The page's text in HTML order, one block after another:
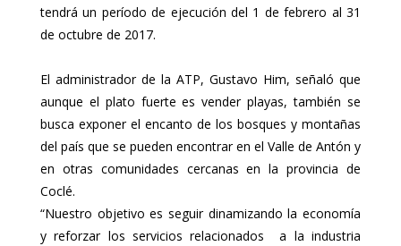
tendrá un período de ejecución del 1 de febrero al 31
de octubre de 2017.
El administrador de la ATP, Gustavo Him, señaló que
aunque el plato fuerte es vender playas, también se
busca exponer el encanto de los bosques y montañas
del país que se pueden encontrar en el Valle de Antón y
en otras comunidades cercanas en la provincia de
Coclé.
“Nuestro objetivo es seguir dinamizando la economía
y reforzar los servicios relacionados a la industria